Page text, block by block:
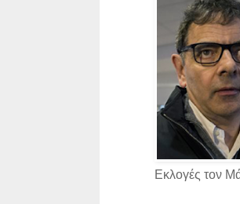
Εκλογές τον